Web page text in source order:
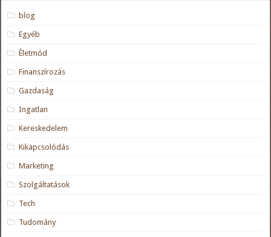
blog
Egyéb
Életmód
Finanszírozás
Gazdaság
Ingatlan
Kereskedelem
Kikapcsolódás
Marketing
Szolgáltatások
Tech
Tudomány